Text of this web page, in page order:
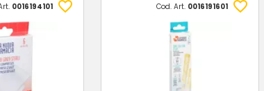
0016194101 Cod. Art. 0016191601